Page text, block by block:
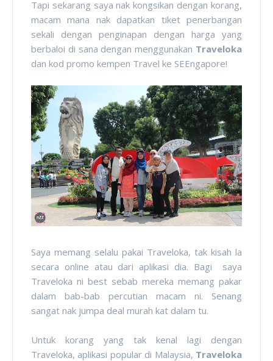
Tapi sekarang saya nak kongsikan dengan korang,
macam mana nak dapatkan tiket penerbangan
sekali dengan penginapan dengan harga yang
berbaloi di sana dengan menggunakan Traveloka
dan kod promo kempen Travel ke SEEngapore!
Saya memang selalu pakai Traveloka, tak kisah la
secara online atau dari aplikasi dia. Bagi saya
Traveloka ni best sebab mereka memang pakar
dalam bab-bab percutian macam ni. Senang
sangat nak jumpa deal murah kat dalam tu.
Untuk korang yang tak kenal lagi dengan
Traveloka, aplikasi popular di Malaysia, Traveloka